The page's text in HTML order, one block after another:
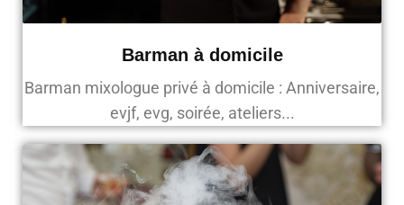
Barman à domicile
Barman mixologue privé à domicile : Anniversaire,
evjf, evg, soirée, ateliers...